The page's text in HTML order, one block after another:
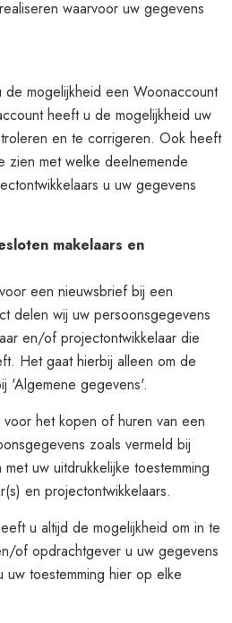
waarvoor uw gegevens
mogelijkheid een Woonaccount
heeft u de mogelijkheid uw
en te corrigeren. Ook heeft
zien met welke deelnemende
u uw gegevens
makelaars en
een nieuwsbrief bij een
delen wij uw persoonsgegevens
en/of projectontwikkelaar die
Het gaat hierbij alleen om de
'Algemene gegevens'.
het kopen of huren van een
zoals vermeld bij
uw uitdrukkelijke toestemming
en projectontwikkelaars.
u altijd de mogelijkheid om in te
of opdrachtgever u uw gegevens
toestemming hier op elke